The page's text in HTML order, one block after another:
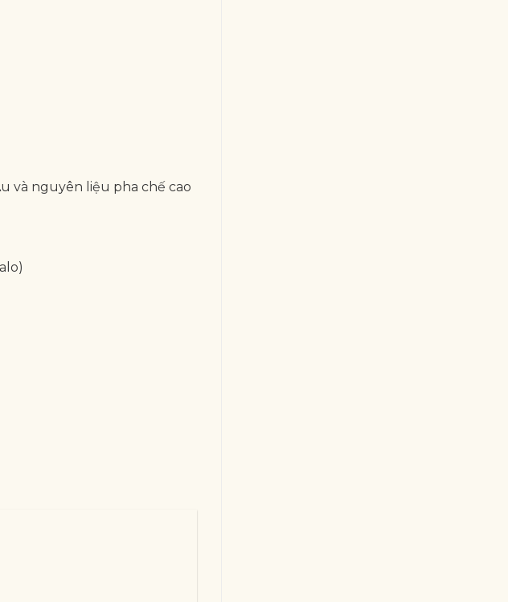
và nguyên liệu pha chế cao